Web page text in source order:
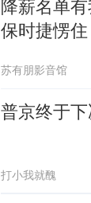
降薪名单
保时捷愣住
苏有朋影音馆
普京终于
打小我就醜